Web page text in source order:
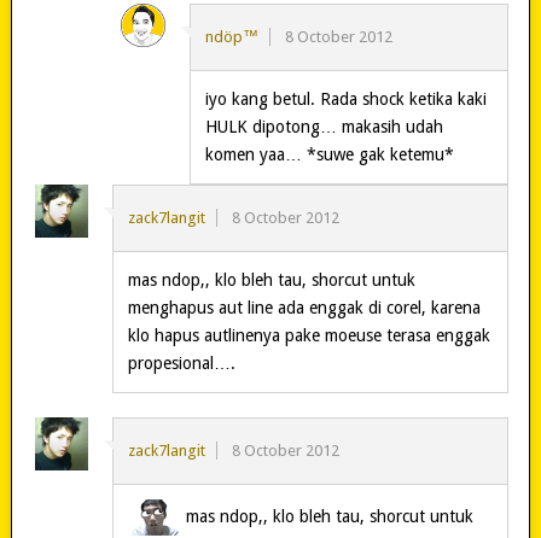
ndöp™ 8 October 2012
iyo kang betul. Rada shock ketika kaki
HULK dipotong… makasih udah
komen yaa… *suwe gak ketemu*
zack7langit 8 October 2012
mas ndop,, klo bleh tau, shorcut untuk
menghapus aut line ada enggak di corel, karena
klo hapus autlinenya pake moeuse terasa enggak
propesional….
zack7langit 8 October 2012
mas ndop,, klo bleh tau, shorcut untuk